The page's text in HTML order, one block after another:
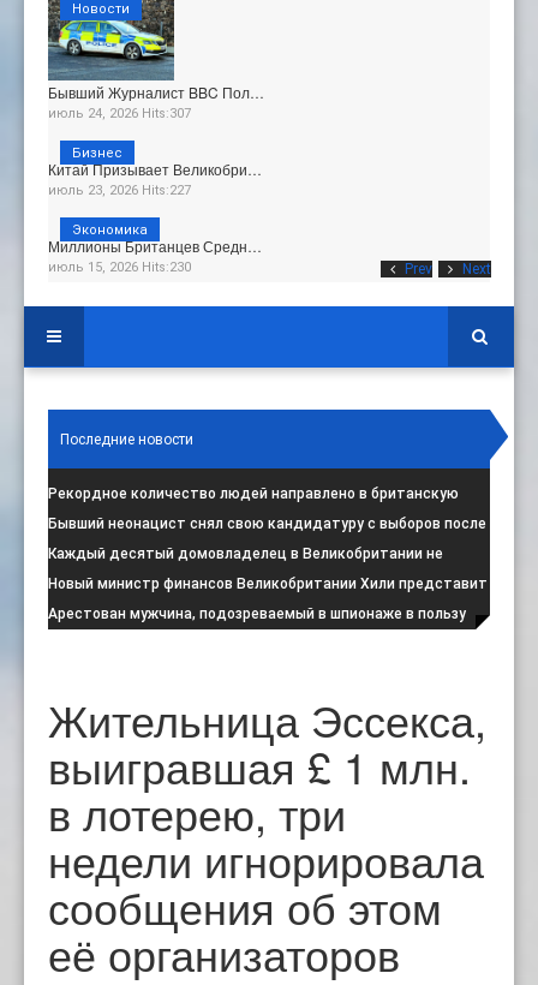
Prev Next
Бывший Журналист BBC Пол…
июль 24, 2026 Hits:307
Новости
Китай Призывает Великобри…
июль 23, 2026 Hits:227
Бизнес
Миллионы Британцев Средн…
июль 15, 2026 Hits:230
Экономика
Последние новости
Рекордное количество людей направлено в британскую
программу по борьбе с радикал:
Бывший неонацист снял свою кандидатуру с выборов после
негативной реакции общест:
Каждый десятый домовладелец в Великобритании не
намерен соблюдать запрет на испо:
Новый министр финансов Великобритании Хили представит
свой первый бюджет 28 октя:
Арестован мужчина, подозреваемый в шпионаже в пользу
Жительница Эссекса,
выигравшая £ 1 млн.
в лотерею, три
недели игнорировала
сообщения об этом
её организаторов